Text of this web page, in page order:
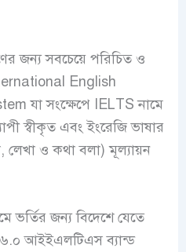
জন্য সবচেয়ে পরিচিত ও
English
যা সংক্ষেপে IELTS নামে
স্বীকৃত এবং ইংরেজি ভাষার
লেখা ও কথা বলা) মূল্যায়ন
ভর্তির জন্য বিদেশে যেতে
আইইএলটিএস ব্যান্ড